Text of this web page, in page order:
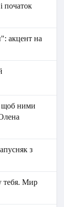
початок
акцент на
щоб ними
з
тебя. Мир